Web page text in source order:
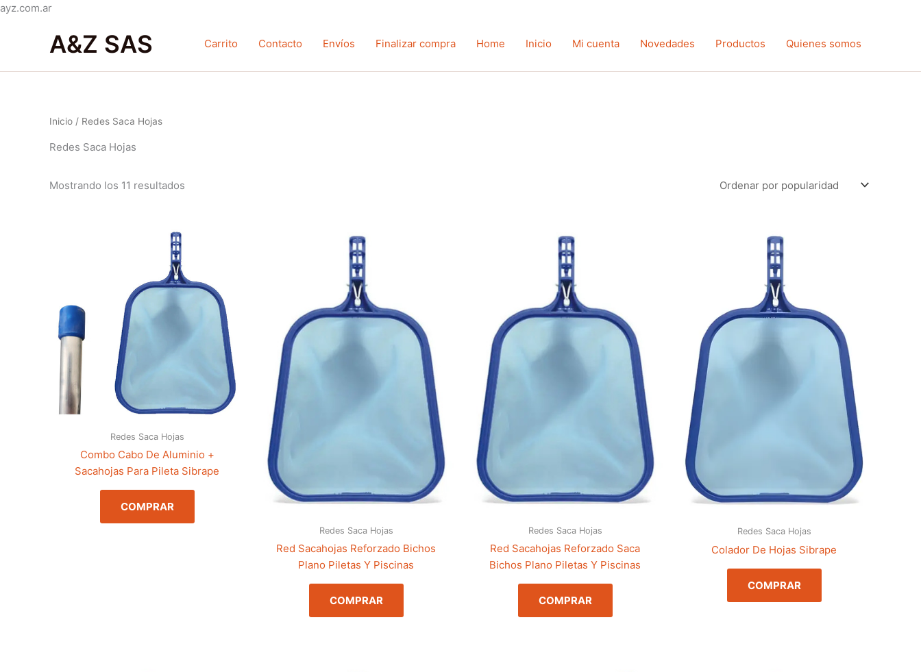
ayz.com.arIr
contenido
A&Z SAS Carrito Contacto Envíos Finalizar compra Home Inicio Mi cuenta Novedades Productos Quienes somos
Inicio / Redes Saca Hojas
Redes Saca Hojas
Mostrando los 11 resultados
popularidad
Redes Saca Hojas
Combo Cabo De Aluminio +
Sacahojas Para Pileta Sibrape
COMPRAR
Redes Saca Hojas
Red Sacahojas Reforzado Bichos
Plano Piletas Y Piscinas
COMPRAR
Redes Saca Hojas
Red Sacahojas Reforzado Saca
Bichos Plano Piletas Y Piscinas
COMPRAR
Redes Saca Hojas
Colador De Hojas Sibrape
COMPRAR